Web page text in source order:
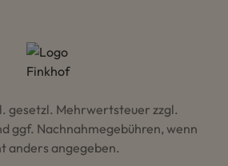
gesetzl. Mehrwertsteuer zzgl.
ggf. Nachnahmegebühren, wenn
anders angegeben.